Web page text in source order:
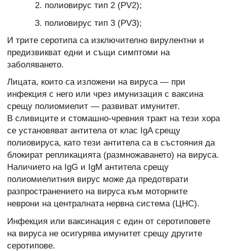
полиовирус тип 2 (PV2);
полиовирус тип 3 (PV3);
И трите серотипа са изключително вирулентни и
предизвикват едни и същи симптоми на
заболяването.
Лицата, които са изложени на вируса — при
инфекция с него или чрез имунизация с ваксина
срещу полиомиелит — развиват имунитет.
В сливиците и стомашно-чревния тракт на тези хора
се установяват антитела от клас IgA срещу
полиовируса, като тези антитела са в състояния да
блокират репликацията (размножаването) на вируса.
Наличието на IgG и IgM антитела срещу
полиомиелитния вирус може да предотврати
разпространението на вируса към моторните
неврони на централната нервна система (ЦНС).
Инфекция или ваксинация с един от серотиповете
на вируса не осигурява имунитет срещу другите
серотипове.